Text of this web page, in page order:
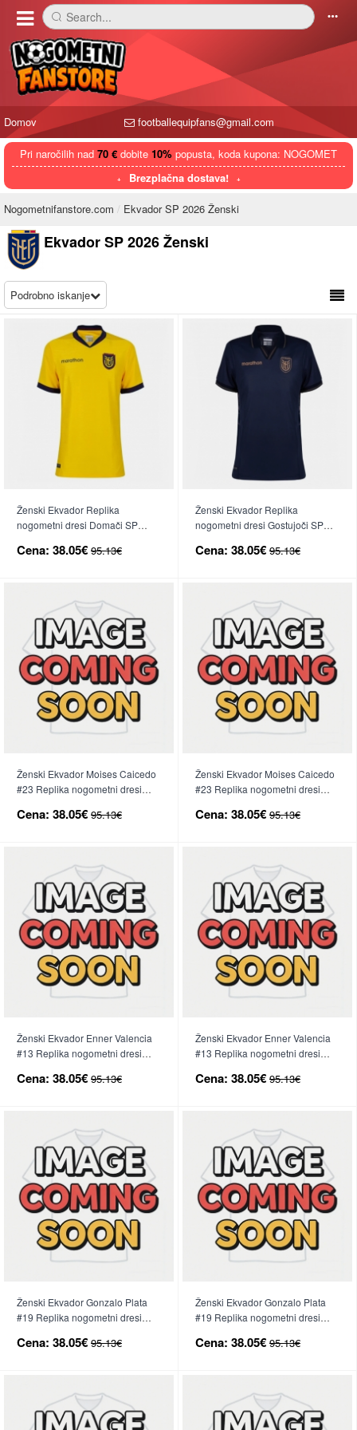
󰅼 Search... 󰄒
Domov footballequipfans@gmail.com
Pri naročilih nad 70 € dobite 10% popusta, koda kupona: NOGOMET
Brezplačna dostava!
Nogometnifanstore.com Ekvador SP 2026 Ženski
Ekvador SP 2026 Ženski
Podrobno iskanje
Ženski Ekvador Replika
nogometni dresi Domači SP
Cena: 38.05€ 95.13€
Ženski Ekvador Replika
nogometni dresi Gostujoči SP
Cena: 38.05€ 95.13€
Ženski Ekvador Moises Caicedo
#23 Replika nogometni dresi
Cena: 38.05€ 95.13€
Ženski Ekvador Moises Caicedo
#23 Replika nogometni dresi
Cena: 38.05€ 95.13€
Ženski Ekvador Enner Valencia
#13 Replika nogometni dresi
Cena: 38.05€ 95.13€
Ženski Ekvador Enner Valencia
#13 Replika nogometni dresi
Cena: 38.05€ 95.13€
Ženski Ekvador Gonzalo Plata
#19 Replika nogometni dresi
Cena: 38.05€ 95.13€
Ženski Ekvador Gonzalo Plata
#19 Replika nogometni dresi
Cena: 38.05€ 95.13€